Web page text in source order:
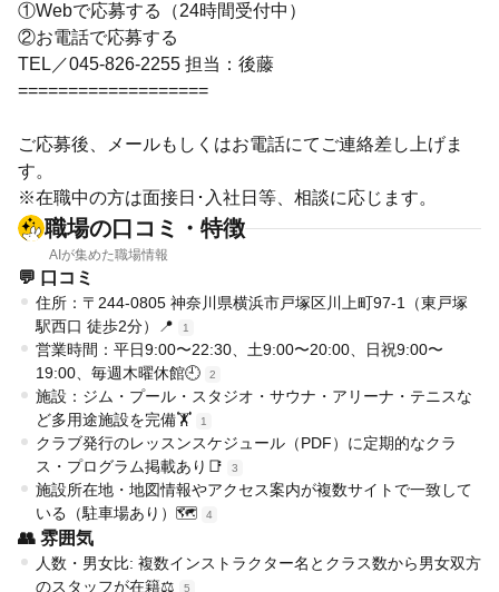
①Webで応募する（24時間受付中）
②お電話で応募する
TEL／045-826-2255 担当：後藤
===================
ご応募後、メールもしくはお電話にてご連絡差し上げま
す。
※在職中の方は面接日･入社日等、相談に応じます。
職場の口コミ・特徴
AIが集めた職場情報
💬 口コミ
住所：〒244-0805 神奈川県横浜市戸塚区川上町97-1（東戸塚
駅西口 徒歩2分）📍
1
営業時間：平日9:00〜22:30、土9:00〜20:00、日祝9:00〜
19:00、毎週木曜休館🕘
2
施設：ジム・プール・スタジオ・サウナ・アリーナ・テニスな
ど多用途施設を完備🏋️
1
クラブ発行のレッスンスケジュール（PDF）に定期的なクラ
ス・プログラム掲載あり📑
3
施設所在地・地図情報やアクセス案内が複数サイトで一致して
いる（駐車場あり）🗺️
4
👥 雰囲気
人数・男女比: 複数インストラクター名とクラス数から男女双方
のスタッフが在籍⚖️
5